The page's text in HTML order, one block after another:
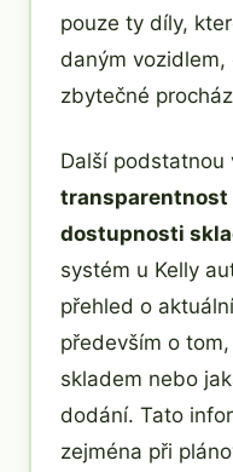
pouze ty díly,
daným vozidlem,
zbytečné
Další podstatnou
transparentnost
dostupnosti
systém u Kelly
přehled o
především o
skladem nebo
dodání. Tato
zejména při